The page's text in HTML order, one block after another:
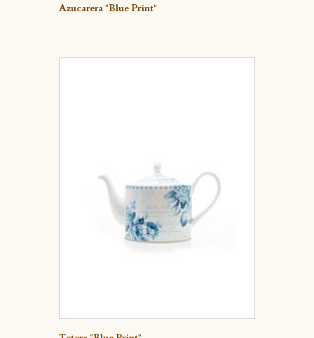
Detalle
Azucarera "Blue Print"